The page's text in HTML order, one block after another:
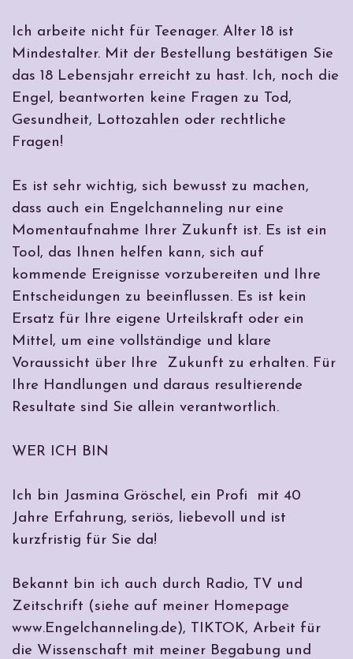
Ich arbeite nicht für Teenager. Alter 18 ist
Mindestalter. Mit der Bestellung bestätigen Sie
das 18 Lebensjahr erreicht zu hast. Ich, noch die
Engel, beantworten keine Fragen zu Tod,
Gesundheit, Lottozahlen oder rechtliche
Fragen!
Es ist sehr wichtig, sich bewusst zu machen,
dass auch ein Engelchanneling nur eine
Momentaufnahme Ihrer Zukunft ist. Es ist ein
Tool, das Ihnen helfen kann, sich auf
kommende Ereignisse vorzubereiten und Ihre
Entscheidungen zu beeinflussen. Es ist kein
Ersatz für Ihre eigene Urteilskraft oder ein
Mittel, um eine vollständige und klare
Voraussicht über Ihre Zukunft zu erhalten. Für
Ihre Handlungen und daraus resultierende
Resultate sind Sie allein verantwortlich.
WER ICH BIN
Ich bin Jasmina Gröschel, ein Profi mit 40
Jahre Erfahrung, seriös, liebevoll und ist
kurzfristig für Sie da!
Bekannt bin ich auch durch Radio, TV und
Zeitschrift (siehe auf meiner Homepage
www.Engelchanneling.de), TIKTOK, Arbeit für
die Wissenschaft mit meiner Begabung und